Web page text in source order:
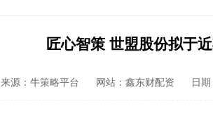
匠心智策 世盟股份拟于
来源：牛策略平台 网站：鑫东财配资 日